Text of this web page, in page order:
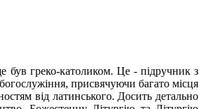
греко-католиком. Це - підручник з
присвячуючи багато місця
від латинського. Досить детально